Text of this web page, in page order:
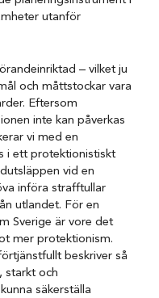
utanför
– vilket ju
och måttstockar vara
Eftersom
inte kan påverkas
vi med en
i ett protektionistiskt
vid en
införa strafftullar
utlandet. För en
Sverige är vore det
mer protektionism.
beskriver så
starkt och
säkerställa